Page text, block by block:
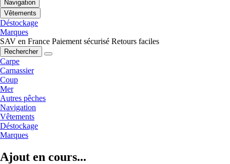
Navigation
Vêtements
Déstockage
Marques
SAV en France Paiement sécurisé Retours faciles
Rechercher
Carpe
Carnassier
Coup
Mer
Autres pêches
Navigation
Vêtements
Déstockage
Marques
Ajout en cours...